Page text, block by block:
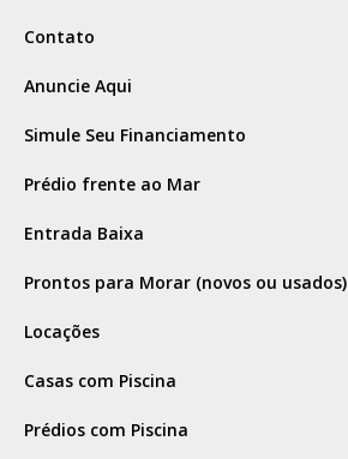
Contato
Anuncie Aqui
Simule Seu Financiamento
Prédio frente ao Mar
Entrada Baixa
Prontos para Morar (novos ou usados)
Locações
Casas com Piscina
Prédios com Piscina